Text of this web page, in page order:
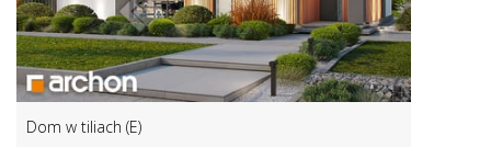
Dom w tiliach (E)